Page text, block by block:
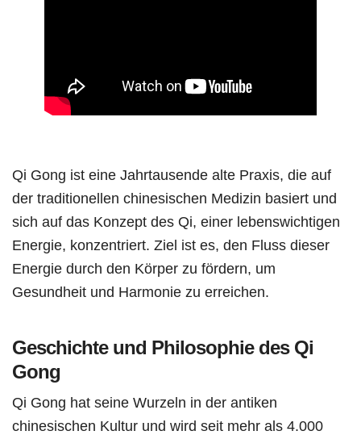
Qi Gong ist eine Jahrtausende alte Praxis, die auf
der traditionellen chinesischen Medizin basiert und
sich auf das Konzept des Qi, einer lebenswichtigen
Energie, konzentriert. Ziel ist es, den Fluss dieser
Energie durch den Körper zu fördern, um
Gesundheit und Harmonie zu erreichen.
Geschichte und Philosophie des Qi
Gong
Qi Gong hat seine Wurzeln in der antiken
chinesischen Kultur und wird seit mehr als 4.000